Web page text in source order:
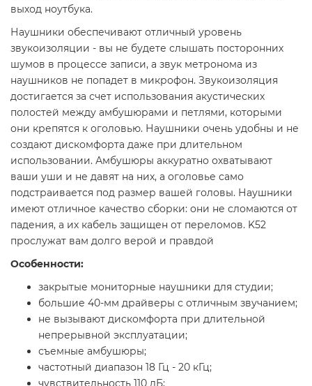
выход ноутбука.
Наушники обеспечивают отличный уровень
звукоизоляции - вы не будете слышать посторонних
шумов в процессе записи, а звук метронома из
наушников не попадет в микрофон. Звукоизоляция
достигается за счет использования акустических
полостей между амбушюрами и петлями, которыми
они крепятся к оголовью. Наушники очень удобны и не
создают дискомфорта даже при длительном
использовании. Амбушюры аккуратно охватывают
ваши уши и не давят на них, а оголовье само
подстраивается под размер вашей головы. Наушники
имеют отличное качество сборки: они не сломаются от
падения, а их кабель защищен от переломов. K52
прослужат вам долго верой и правдой
Особенности:
закрытые мониторные наушники для студии;
большие 40-мм драйверы с отличным звучанием;
не вызывают дискомфорта при длительной
непрерывной эксплуатации;
съемные амбушюры;
частотный диапазон 18 Гц - 20 кГц;
чувствительность 110 дБ;